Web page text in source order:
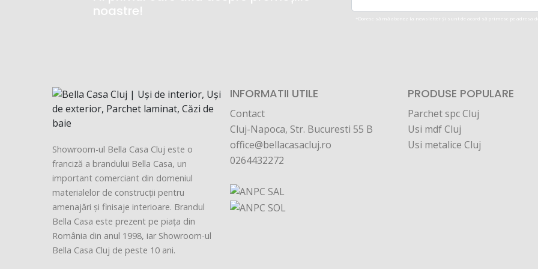
noastre!
*Doresc să mă abonez la newsletter și sunt de acord să primesc pe
Showroom-ul Bella Casa Cluj este o
franciză a brandului Bella Casa, un
important comerciant din domeniul
materialelor de construcții pentru
amenajări și finisaje interioare. Brandul
Bella Casa este prezent pe piața din
România din anul 1998, iar Showroom-ul
Bella Casa Cluj de peste 10 ani.
INFORMATII UTILE
Contact
Cluj-Napoca, Str. Bucuresti 55 B
office@bellacasacluj.ro
0264432272
PRODUSE POPULARE
Parchet spc Cluj
Usi mdf Cluj
Usi metalice Cluj